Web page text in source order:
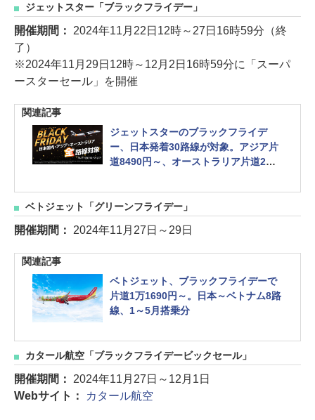
ジェットスター「ブラックフライデー」
開催期間： 2024年11月22日12時～27日16時59分（終
了）
※2024年11月29日12時～12月2日16時59分に「スーパ
ースターセール」を開催
関連記事
ジェットスターのブラックフライデ
ー、日本発着30路線が対象。アジア片
道8490円～、オーストラリア片道2万9
ベトジェット「グリーンフライデー」
開催期間： 2024年11月27日～29日
関連記事
ベトジェット、ブラックフライデーで
片道1万1690円～。日本～ベトナム8路
線、1～5月搭乗分
カタール航空「ブラックフライデービックセール」
開催期間： 2024年11月27日～12月1日
Webサイト：
カタール航空